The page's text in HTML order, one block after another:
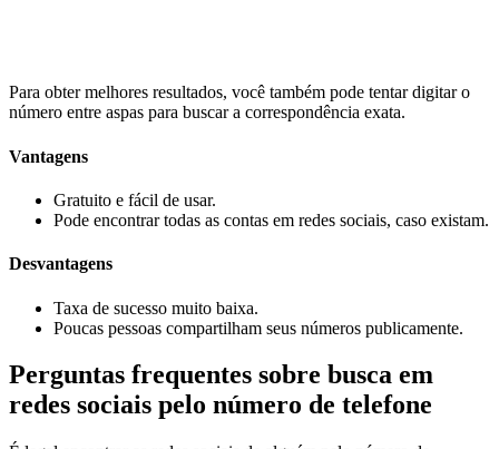
Para obter melhores resultados, você também pode tentar digitar o
número entre aspas para buscar a correspondência exata.
Vantagens
Gratuito e fácil de usar.
Pode encontrar todas as contas em redes sociais, caso existam.
Desvantagens
Taxa de sucesso muito baixa.
Poucas pessoas compartilham seus números publicamente.
Perguntas frequentes sobre busca em
redes sociais pelo número de telefone